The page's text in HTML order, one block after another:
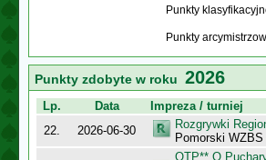
Punkty
Punkty
Punkty zdobyte w roku 2026
Lp. Data
Impreza / turniej
22.
2026-06-30
Rozgrywki
Pomorski WZBS
OTP** O